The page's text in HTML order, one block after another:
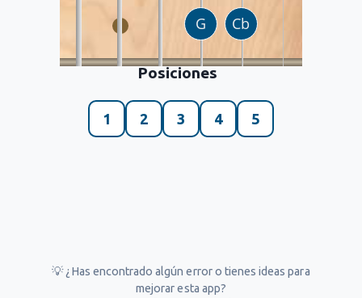
Posiciones
1 2 3 4 5
💡 ¿Has encontrado algún error o tienes ideas para
mejorar esta app?